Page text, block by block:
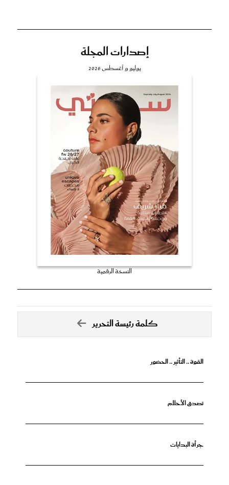
إصدارات المجلة
يوليو و أغسطس 2026
النسخة الرقمية
كلمة رئيسة التحرير
القوة .. التأثير .. الحضور
تصدق الأحلام
جرأة البدايات